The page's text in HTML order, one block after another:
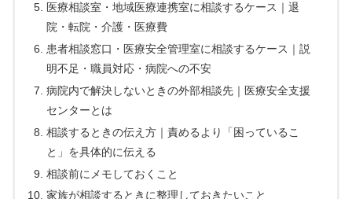
医療相談室・地域医療連携室に相談するケース｜退
院・転院・介護・医療費
患者相談窓口・医療安全管理室に相談するケース｜説
明不足・職員対応・病院への不安
病院内で解決しないときの外部相談先｜医療安全支援
センターとは
相談するときの伝え方｜責めるより「困っているこ
と」を具体的に伝える
相談前にメモしておくこと
家族が相談するときに整理しておきたいこと